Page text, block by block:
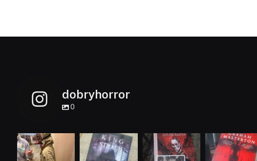
dobryhorror
0
dobryhorror
Lis 1
dobryhorror
Wrz 23
dobryhorror
Wrz 19
dobryhorror
Sie 23